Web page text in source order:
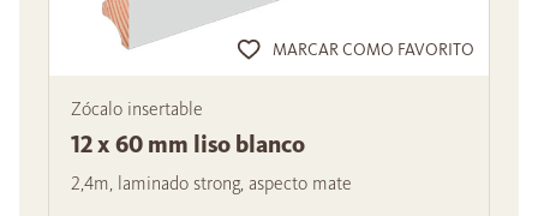
MARCAR COMO FAVORITO
Zócalo insertable
12 x 60 mm liso blanco
2,4m, laminado strong, aspecto mate